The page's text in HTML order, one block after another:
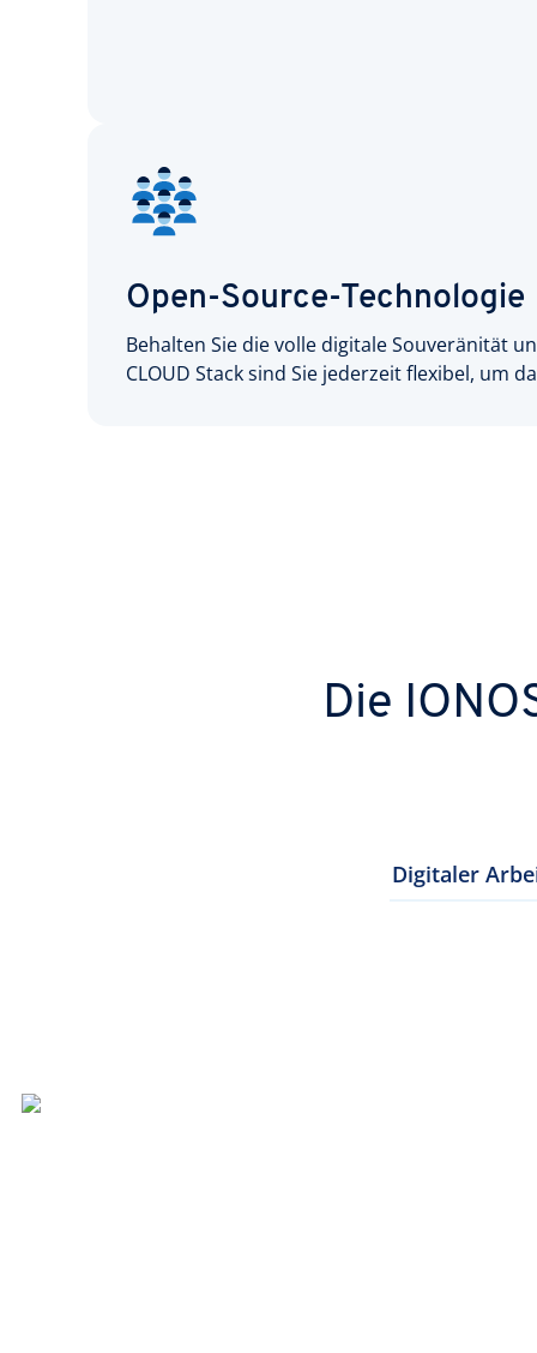
Open-Source-Technologie
Behalten Sie die volle digitale Souveränität
CLOUD Stack sind Sie jederzeit flexibel, um
Die
Digitaler